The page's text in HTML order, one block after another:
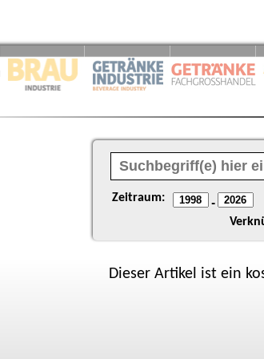
Zeitraum: -
Dieser Artikel ist ein